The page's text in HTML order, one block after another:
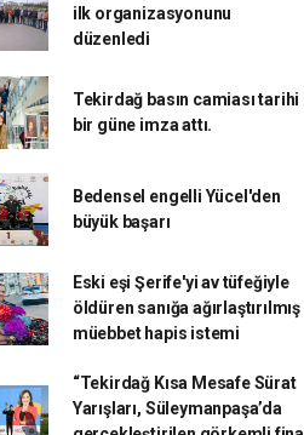
ilk organizasyonunu
düzenledi
Tekirdağ basın camiası tarihi
bir güne imza attı.
Bedensel engelli Yücel'den
büyük başarı
Eski eşi Şerife'yi av tüfeğiyle
öldüren sanığa ağırlaştırılmış
müebbet hapis istemi
“Tekirdağ Kısa Mesafe Sürat
Yarışları, Süleymanpaşa’da